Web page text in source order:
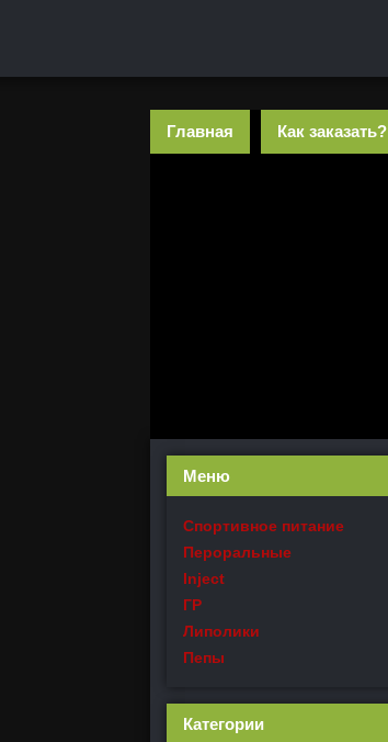
Главная Как заказать?
Меню
Спортивное питание
Пероральные
Inject
ГР
Липолики
Пепы
Категории